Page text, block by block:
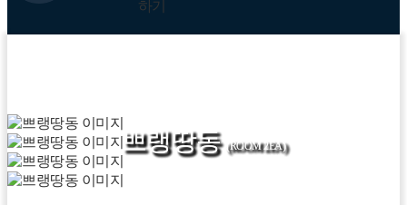
쁘랭땅동 (ROOM 2EA)
쁘랭땅동 (ROOM 2EA)
쁘랭땅동 (ROOM 2EA)
쁘랭땅동 (ROOM 2EA)